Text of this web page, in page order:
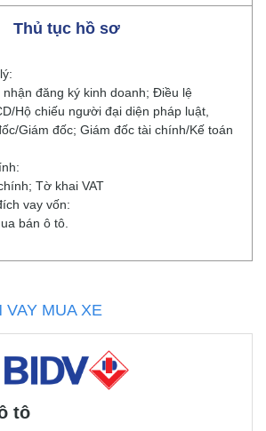
Thủ tục hồ sơ
đăng ký kinh doanh; Điều lệ
Hộ chiếu người đại diện pháp luật,
Giám đốc; Giám đốc tài chính/Kế toán
Tờ khai VAT
vay vốn:
bán ô tô.
VAY MUA XE
tô